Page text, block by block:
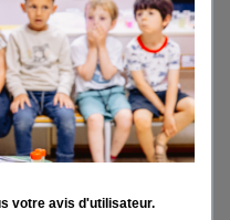
CYCLE 4
votre avis d'utilisateur.